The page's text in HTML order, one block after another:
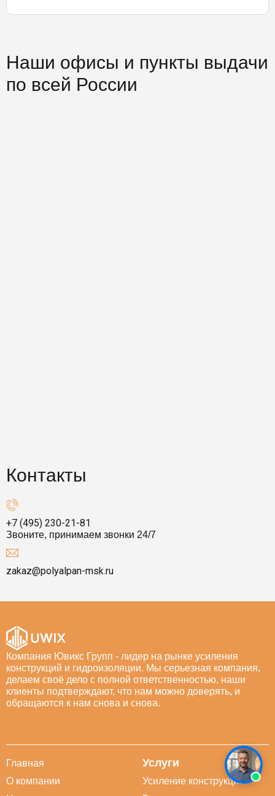
Наши офисы и пункты выдачи
по всей России
Контакты
+7 (495) 230-21-81
Звоните, принимаем звонки 24/7
zakaz@polyalpan-msk.ru
Компания Ювикс Групп - лидер на рынке усиления
конструкций и гидроизоляции. Мы серьезная компания,
делаем своё дело с полной ответственностью, наши
клиенты подтверждают, что нам можно доверять, и
обращаются к нам снова и снова.
Главная
О компании
Услуги
Усиление конструкций